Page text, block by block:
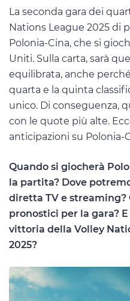
La seconda gara dei
Nations League 2025 di
Polonia-Cina, che si
Uniti. Sulla carta, sarà
equilibrata, anche
quarta e la quinta
unico. Di conseguenza,
con le quote più alte.
anticipazioni su Polonia-
Quando si giocherà
la partita? Dove
diretta TV e
pronostici per la gara?
vittoria della Volley
2025?